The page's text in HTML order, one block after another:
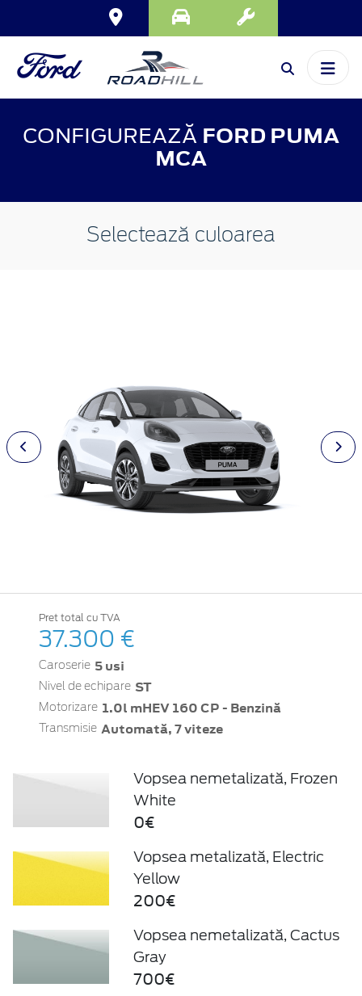
CONFIGUREAZĂ FORD PUMA
MCA
Selectează culoarea
Pret total cu TVA
37.300 €
Caroserie 5 usi
Nivel de echipare ST
Motorizare 1.0l mHEV 160 CP - Benzină
Transmisie Automată, 7 viteze
Vopsea nemetalizată, Frozen
White
0€
Vopsea metalizată, Electric
Yellow
200€
Vopsea nemetalizată, Cactus
Gray
700€